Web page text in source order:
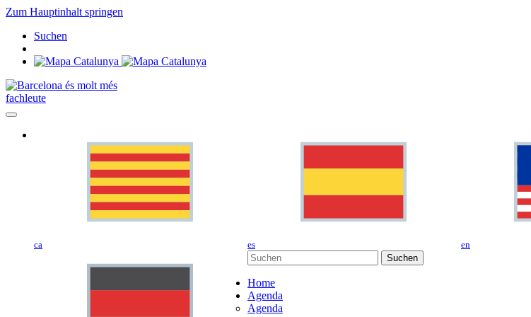
Zum Hauptinhalt springen
Suchen
fachleute
ca es en
Suchen
Home
Agenda
Agenda